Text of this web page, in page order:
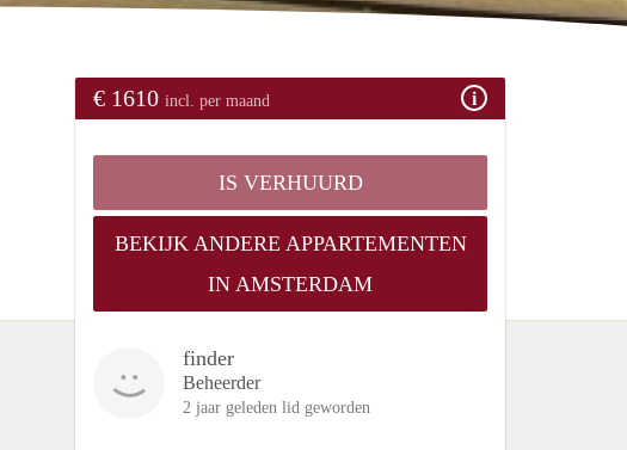
€ 1610 incl. per maand
IS VERHUURD
BEKIJK ANDERE APPARTEMENTEN
IN AMSTERDAM
finder
Beheerder
2 jaar geleden lid geworden